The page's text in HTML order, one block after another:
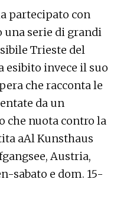
partecipato con
una serie di grandi
Trieste del
esibito invece il suo
che racconta le
da un
che nuota contro la
aAl Kunsthaus
Austria,
sabato e dom. 15-